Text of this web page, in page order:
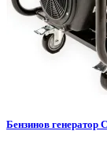
Бензинов генератор